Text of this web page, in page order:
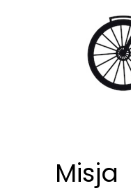
Misja